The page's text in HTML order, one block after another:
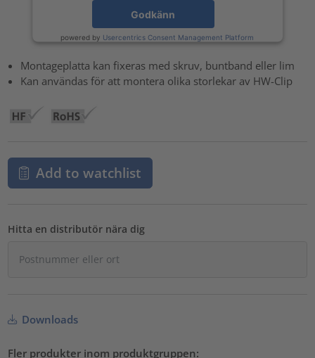
Godkänn
powered by Usercentrics Consent Management Platform
Montageplatta kan fixeras med skruv, buntband eller lim
Kan användas för att montera olika storlekar av HW-Clip
Add to watchlist
Hitta en distributör nära dig
Downloads
Fler produkter inom produktgruppen: